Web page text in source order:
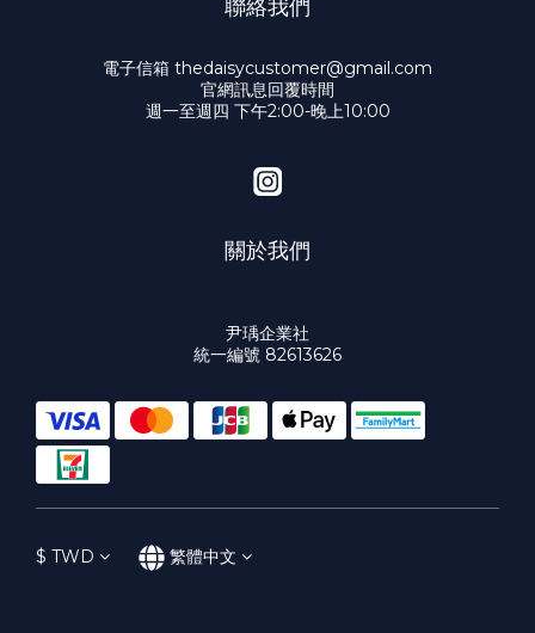
聯絡我們
電子信箱 thedaisycustomer@gmail.com
官網訊息回覆時間
週一至週四 下午2:00-晚上10:00
關於我們
尹瑀企業社
統一編號 82613626
$ TWD 繁體中文